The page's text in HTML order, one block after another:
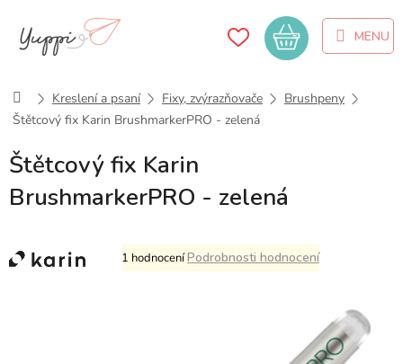
obsah
Nákupní
košík
DomůKreslení a psaní Fixy, zvýrazňovače
Brushpeny
Štětcový fix Karin BrushmarkerPRO - zelená
Štětcový fix Karin
BrushmarkerPRO - zelená
Průměrné
hodnocení
1 hodnoceníPodrobnosti hodnocení